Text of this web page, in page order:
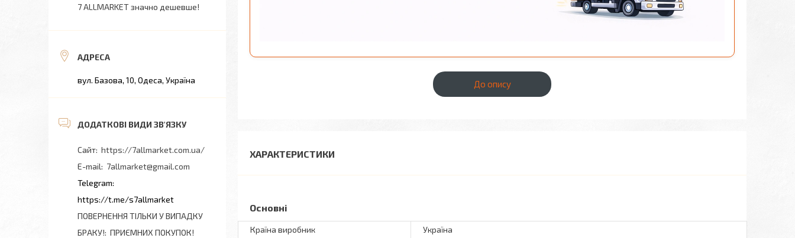
До опису
ХАРАКТЕРИСТИКИ
Основні
Країна виробник
Україна
7 ALLMARKET значно дешевше!
вул. Базова, 10, Одеса, Україна
https://7allmarket.com.ua/
7allmarket@gmail.com
https://t.me/s7allmarket
ПОВЕРНЕННЯ ТІЛЬКИ У ВИПАДКУ
БРАКУ! ПРИЄМНИХ ПОКУПОК!